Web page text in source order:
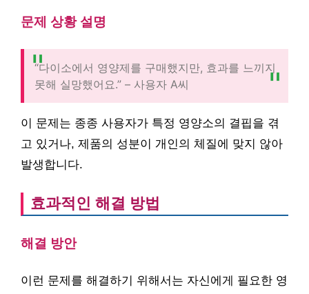
문제 상황 설명
“다이소에서 영양제를 구매했지만, 효과를 느끼지
못해 실망했어요.” – 사용자 A씨
이 문제는 종종 사용자가 특정 영양소의 결핍을 겪
고 있거나, 제품의 성분이 개인의 체질에 맞지 않아
발생합니다.
효과적인 해결 방법
해결 방안
이런 문제를 해결하기 위해서는 자신에게 필요한 영